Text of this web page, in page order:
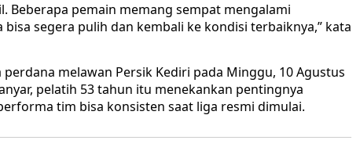
Beberapa pemain memang sempat mengalami
segera pulih dan kembali ke kondisi terbaiknya,” kata
melawan Persik Kediri pada Minggu, 10 Agustus
pelatih 53 tahun itu menekankan pentingnya
tim bisa konsisten saat liga resmi dimulai.